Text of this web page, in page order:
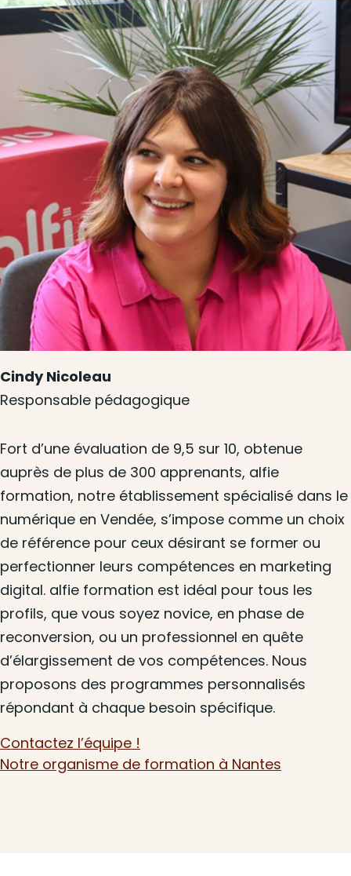
Cindy Nicoleau
Responsable pédagogique
Fort d’une évaluation de 9,5 sur 10, obtenue
auprès de plus de 300 apprenants, alfie
formation, notre établissement spécialisé dans le
numérique en Vendée, s’impose comme un choix
de référence pour ceux désirant se former ou
perfectionner leurs compétences en marketing
digital. alfie formation est idéal pour tous les
profils, que vous soyez novice, en phase de
reconversion, ou un professionnel en quête
d’élargissement de vos compétences. Nous
proposons des programmes personnalisés
répondant à chaque besoin spécifique.
Contactez l’équipe !
Notre organisme de formation à Nantes